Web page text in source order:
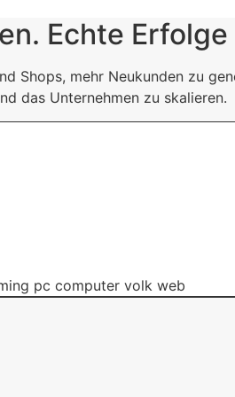
Echte Erfolge
Shops, mehr Neukunden zu
das Unternehmen zu skalieren.